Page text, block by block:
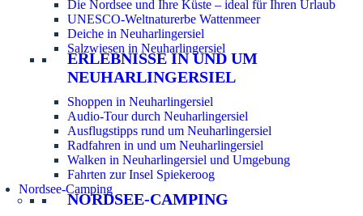
Die Nordsee und Ihre Küste – ideal für Ihren Urlaub
UNESCO-Weltnaturerbe Wattenmeer
Deiche in Neuharlingersiel
Salzwiesen in Neuharlingersiel
ERLEBNISSE IN UND UM
NEUHARLINGERSIEL
Shoppen in Neuharlingersiel
Audio-Tour durch Neuharlingersiel
Ausflugstipps rund um Neuharlingersiel
Radfahren in und um Neuharlingersiel
Walken in Neuharlingersiel und Umgebung
Fahrten zur Insel Spiekeroog
Nordsee-Camping
NORDSEE-CAMPING